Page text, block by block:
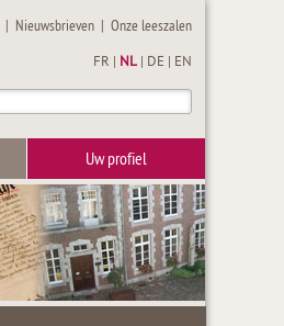
| Nieuwsbrieven |Onze leeszalen
FR NL DE EN
Uw profiel